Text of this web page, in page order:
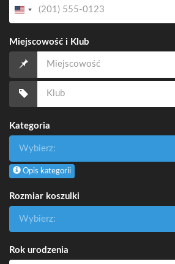
Miejscowość i Klub
Kategoria
Wybierz:
Opis kategorii
Rozmiar koszulki
Wybierz:
Rok urodzenia